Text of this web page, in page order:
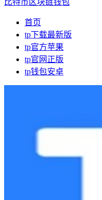
首页
tp下载最新版
tp官方苹果
tp官网正版
tp钱包安卓